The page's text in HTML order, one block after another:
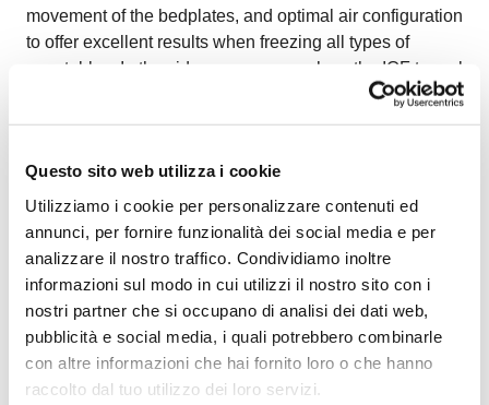
Questo sito web utilizza i cookie
Utilizziamo i cookie per personalizzare contenuti ed
annunci, per fornire funzionalità dei social media e per
analizzare il nostro traffico. Condividiamo inoltre
informazioni sul modo in cui utilizzi il nostro sito con i
nostri partner che si occupano di analisi dei dati web,
pubblicità e social media, i quali potrebbero combinarle
con altre informazioni che hai fornito loro o che hanno
raccolto dal tuo utilizzo dei loro servizi.
movement of the bedplates, and optimal air configuration
to offer excellent results when freezing all types of
vegetables. In the video, you can see how the IQF tunnel
freezer designed and developed by OctoCore ensures
natural appearance, food safety, and low power
Watch the video on freezing IQF diced potatoes
see how OctoCore technology delivers premium quality
and energy-efficient performance for vegetable
processors.